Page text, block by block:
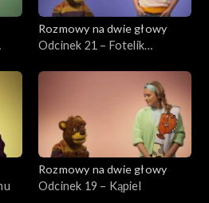
Rozmowy na dwie głowy
Odcinek 21 – Fotelik
Rozmowy na dwie głowy
Odcinek 19 – Kąpiel